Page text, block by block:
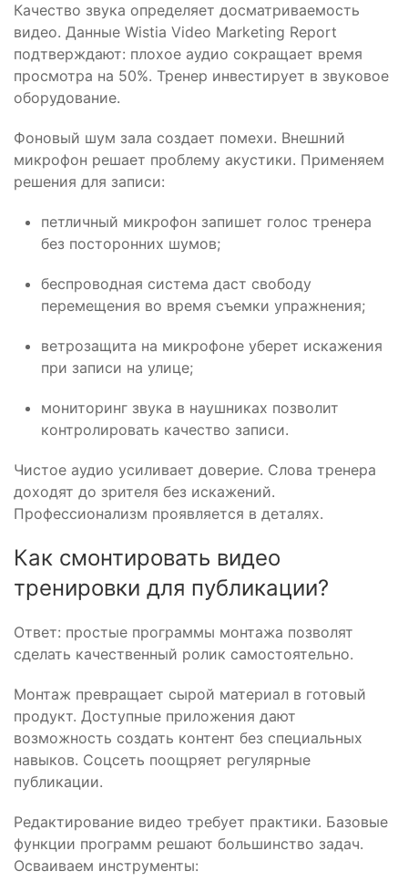
Качество звука определяет досматриваемость
видео. Данные Wistia Video Marketing Report
подтверждают: плохое аудио сокращает время
просмотра на 50%. Тренер инвестирует в звуковое
оборудование.
Фоновый шум зала создает помехи. Внешний
микрофон решает проблему акустики. Применяем
решения для записи:
петличный микрофон запишет голос тренера
без посторонних шумов;
беспроводная система даст свободу
перемещения во время съемки упражнения;
ветрозащита на микрофоне уберет искажения
при записи на улице;
мониторинг звука в наушниках позволит
контролировать качество записи.
Чистое аудио усиливает доверие. Слова тренера
доходят до зрителя без искажений.
Профессионализм проявляется в деталях.
Как смонтировать видео
тренировки для публикации?
Ответ: простые программы монтажа позволят
сделать качественный ролик самостоятельно.
Монтаж превращает сырой материал в готовый
продукт. Доступные приложения дают
возможность создать контент без специальных
навыков. Соцсеть поощряет регулярные
публикации.
Редактирование видео требует практики. Базовые
функции программ решают большинство задач.
Осваиваем инструменты: